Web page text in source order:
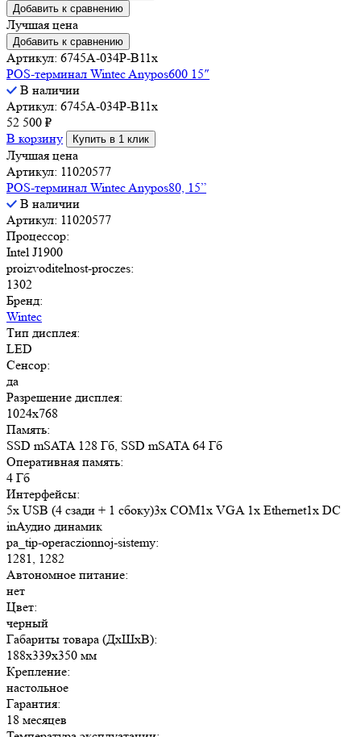
Добавить к сравнению
Лучшая цена
Добавить к сравнению
Артикул: 6745A-034P-B11x
POS-терминал Wintec Anypos600 15″
В наличии
Артикул: 6745A-034P-B11x
52 500 ₽
В корзину
Купить в 1 клик
Лучшая цена
Артикул: 11020577
POS-терминал Wintec Anypos80, 15”
В наличии
Артикул: 11020577
Процессор:
Intel J1900
proizvoditelnost-proczes:
1302
Бренд:
Wintec
Тип дисплея:
LED
Сенсор:
да
Разрешение дисплея:
1024x768
Память:
SSD mSATA 128 Гб, SSD mSATA 64 Гб
Оперативная память:
4 Гб
Интерфейсы:
5x USB (4 сзади + 1 сбоку)3x COM1x VGA 1x Ethernet1x DC
inАудио динамик
pa_tip-operaczionnoj-sistemy:
1281, 1282
Автономное питание:
нет
Цвет:
черный
Габариты товара (ДxШxВ):
188x339x350 мм
Крепление:
настольное
Гарантия:
18 месяцев